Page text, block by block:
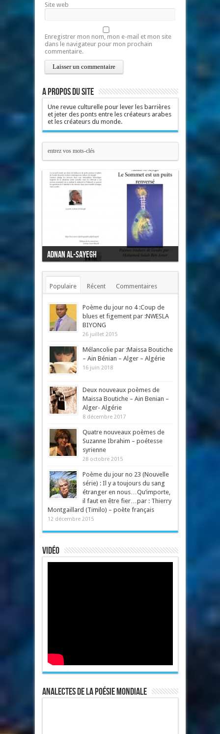
Site web
Enregistrer mon nom, mon e-mail et mon site
dans le navigateur pour mon prochain
commentaire.
A propos du site
Une revue culturelle pour lever les barrières
et jeter des ponts entre les créateurs arabes
et les créateurs du monde.
Adnan Al-Sayegh
Mon cœur l'oiseau
Populaire Récent Commentaires
Mots-clés
Poème du jour no 4 :Coup de
blues et figement par :NWESLA
BIYONG
26 juillet 2015
Mélancolie par :Maissa Boutiche
– Ain Bénian – Alger – Algérie
16 juin 2018
Deux nouveaux poèmes de
Maissa Boutiche – Ain Benian –
Alger- Algérie
8 décembre 2017
Quatre nouveaux poèmes de
Suzanne Ibrahim – poétesse
syrienne
28 octobre 2015
Poème du jour no 23 (Nouvelle
série) : Il y a toujours du sang
étranger en nous…Qu’importe,
il faut en être fier…par : Thierry
Montgaillard (Timilo) – poète français
12 décembre 2015
Vidéo
Analectes de la poésie mondiale